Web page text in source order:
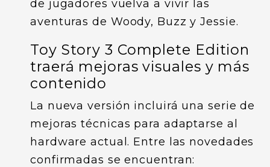
de jugadores vuelva a vivir las
aventuras de Woody, Buzz y Jessie.
Toy Story 3 Complete Edition
traerá mejoras visuales y más
contenido
La nueva versión incluirá una serie de
mejoras técnicas para adaptarse al
hardware actual. Entre las novedades
confirmadas se encuentran: